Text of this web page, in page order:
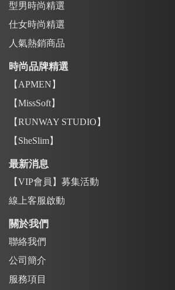
型男時尚精選
仕女時尚精選
人氣熱銷商品
時尚品牌精選
【APMEN】
【MissSoft】
【RUNWAY STUDIO】
【SheSlim】
最新消息
【VIP會員】募集活動
線上客服啟動
關於我們
聯絡我們
公司簡介
服務項目